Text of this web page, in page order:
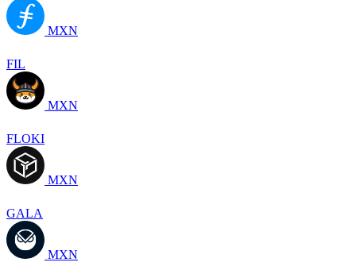
MXN
FIL
MXN
FLOKI
MXN
GALA
MXN